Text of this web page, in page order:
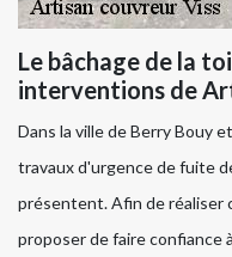
Le bâchage de la
interventions de
Dans la ville de Berry Bouy
travaux d'urgence de fuite
présentent. Afin de réaliser
proposer de faire confiance